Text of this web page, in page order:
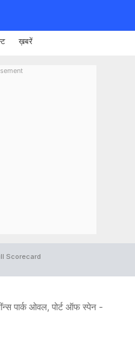
ख़बरें
Scorecard
पार्क ओवल, पोर्ट ऑफ स्पेन -